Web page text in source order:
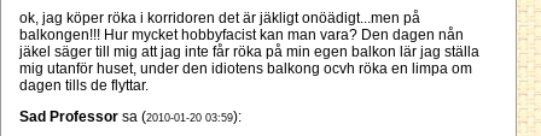
ok, jag köper röka i korridoren det är jäkligt onöädigt...men på
balkongen!!! Hur mycket hobbyfacist kan man vara? Den dagen nån
jäkel säger till mig att jag inte får röka på min egen balkon lär jag ställa
mig utanför huset, under den idiotens balkong ocvh röka en limpa om
dagen tills de flyttar.
Sad Professor sa (2010-01-20 03:59):